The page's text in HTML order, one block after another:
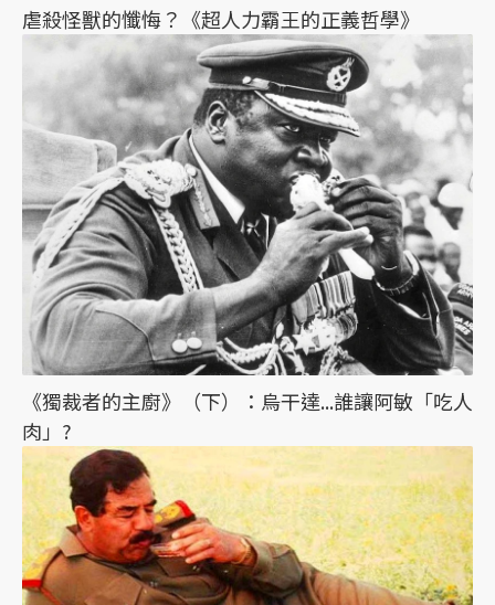
虐殺怪獸的懺悔？《超人力霸王的正義哲學》
《獨裁者的主廚》（下）：烏干達...誰讓阿敏「吃人
肉」?